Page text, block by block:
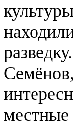
местные